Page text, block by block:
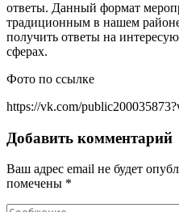
ответы. Данный формат
традиционным в нашем
получить ответы на
сферах.
Фото по ссылке
https://vk.com/
Добавить комментарий
Ваш адрес email не будет
помечены *